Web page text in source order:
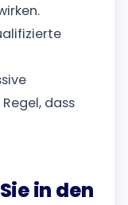
dass
in den